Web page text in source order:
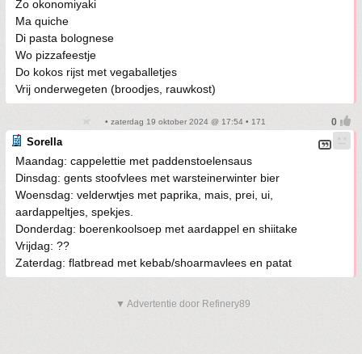
Zo okonomiyaki
Ma quiche
Di pasta bolognese
Wo pizzafeestje
Do kokos rijst met vegaballetjes
Vrij onderwegeten (broodjes, rauwkost)
• zaterdag 19 oktober 2024 @ 17:54 • 171
Sorella
Maandag: cappelettie met paddenstoelensaus
Dinsdag: gents stoofvlees met warsteinerwinter bier
Woensdag: velderwtjes met paprika, mais, prei, ui,
aardappeltjes, spekjes.
Donderdag: boerenkoolsoep met aardappel en shiitake
Vrijdag: ??
Zaterdag: flatbread met kebab/shoarmavlees en patat
▼ Advertentie door Refinery89